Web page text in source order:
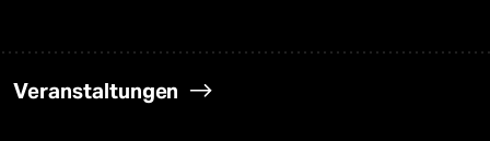
Veranstaltungen